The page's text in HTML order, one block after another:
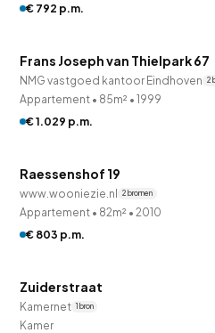
€ 792 p.m.QUICKLANE™
Frans Joseph van Thielpark 67
NMG vastgoed kantoor Eindhoven 2
Appartement • 85m² • 1999
€ 1.029 p.m.
QUICKLANE™
Woningcorporatie
Raessenshof 19
www.wooniezie.nl 2 bronnen
Appartement • 82m² • 2010
€ 803 p.m.
Betaald reageren
Zuiderstraat
Kamernet 1 bron
Kamer